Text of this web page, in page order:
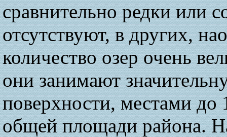
сравнительно редки или
отсутствуют, в других,
количество озер очень
они занимают
поверхности, местами до
общей площади района.